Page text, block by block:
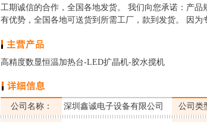
工期诚信的合作，全国各地发货。 我们向您承诺：产品
有优势，全国各地可送货到所需工厂，款到发货。 因为
高精度数显恒温加热台-LED扩晶机-胶水搅机
公司名称： 深圳鑫诚电子设备有限公司 公司类